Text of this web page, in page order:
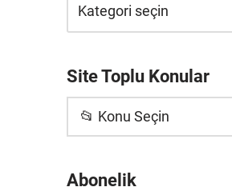
Site Toplu Konular
📂 Konu Seçin
Abonelik